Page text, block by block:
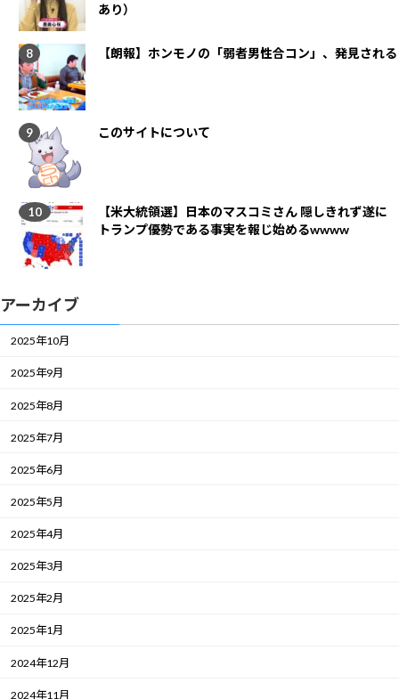
あり）
【朗報】ホンモノの「弱者男性合コン」、発見される
このサイトについて
【米大統領選】日本のマスコミさん 隠しきれず遂に
トランプ優勢である事実を報じ始めるwwww
アーカイブ
2025年10月
2025年9月
2025年8月
2025年7月
2025年6月
2025年5月
2025年4月
2025年3月
2025年2月
2025年1月
2024年12月
2024年11月